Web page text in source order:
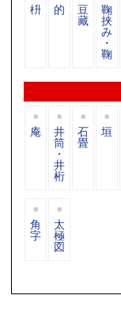
枡 的 豆
藏
鞠
挟
み
・
鞠
庵 井
筒
・
井
桁
石
畳
垣
角
字
太
極
図